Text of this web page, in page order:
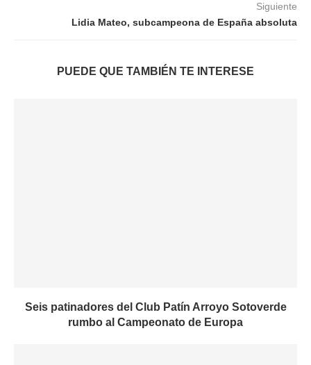
Siguiente
Lidia Mateo, subcampeona de España absoluta
PUEDE QUE TAMBIÉN TE INTERESE
Seis patinadores del Club Patín Arroyo Sotoverde
rumbo al Campeonato de Europa